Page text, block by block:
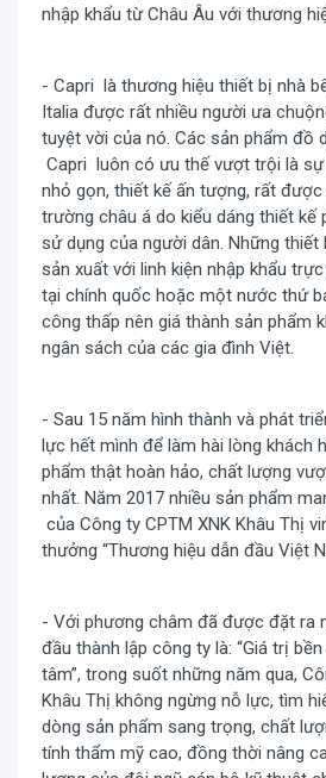
công suất tiêu thụ điện khi đun nấu
Thực tế, mức tiêu thụ điện năng của
CR-827KT inverter so với bếp
thể lên đến 40%. Đặc biệt độ bền
hơn gấp rưỡi so với bếp từ thông
có nhiều tính năng hiện đại, công
công nghệ mạch biến tần.
nhập khẩu từ Châu Âu với thương
- Capri là thương hiệu thiết bị nhà
Italia được rất nhiều người ưa
tuyệt vời của nó. Các sản phẩm đồ
Capri luôn có ưu thế vượt trội là sự
nhỏ gọn, thiết kế ấn tượng, rất
trường châu á do kiểu dáng thiết kế
sử dụng của người dân. Những
sản xuất với linh kiện nhập khẩu
tại chính quốc hoặc một nước thứ
công thấp nên giá thành sản phẩm
ngân sách của các gia đình Việt.
- Sau 15 năm hình thành và phát
lực hết mình để làm hài lòng khách
phẩm thật hoàn hảo, chất lượng
nhất. Năm 2017 nhiều sản phẩm
của Công ty CPTM XNK Khâu Thị
thưởng “Thương hiệu dẫn đầu Việt
- Với phương châm đã được đặt ra
đầu thành lập công ty là: “Giá trị
tâm”, trong suốt những năm qua,
Khâu Thị không ngừng nỗ lực, tìm
dòng sản phẩm sang trọng, chất
tính thẩm mỹ cao, đồng thời nâng